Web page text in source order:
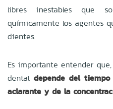
libres inestables que
químicamente los agentes
dientes.
Es importante entender
dentaldepende del
aclarante y de la